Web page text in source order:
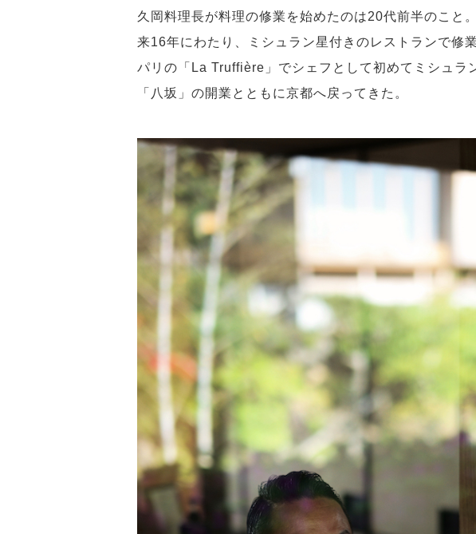
久岡料理長が料理の修業を始めたのは20代前半のこと
来16年にわたり、ミシュラン星付きのレストランで修
パリの「La Truffière」でシェフとして初めてミシュラ
「八坂」の開業とともに京都へ戻ってきた。